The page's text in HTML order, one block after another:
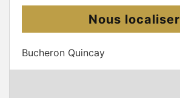
Nous localiser
Bucheron Quincay